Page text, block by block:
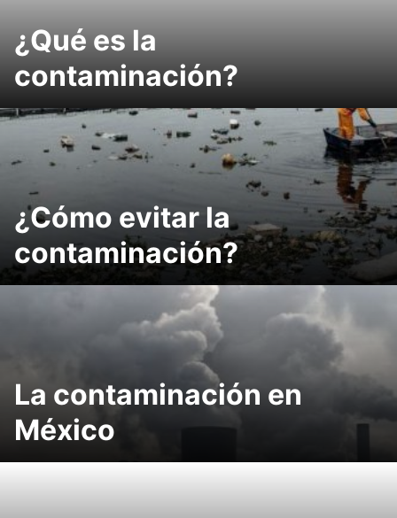
¿Qué es la
contaminación?
¿Cómo evitar la
contaminación?
La contaminación en
México